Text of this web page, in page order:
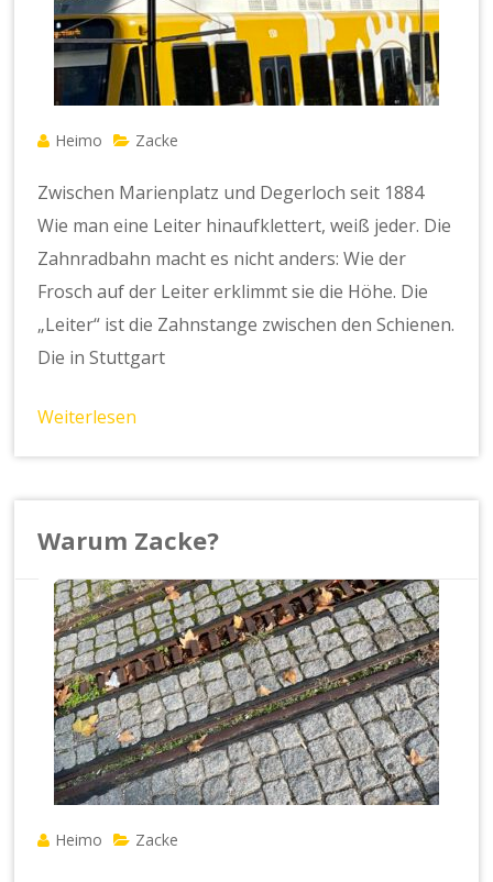
Heimo Zacke
Zwischen Marienplatz und Degerloch seit 1884
Wie man eine Leiter hinaufklettert, weiß jeder. Die
Zahnradbahn macht es nicht anders: Wie der
Frosch auf der Leiter erklimmt sie die Höhe. Die
„Leiter“ ist die Zahnstange zwischen den Schienen.
Die in Stuttgart
Weiterlesen
Warum Zacke?
Heimo Zacke